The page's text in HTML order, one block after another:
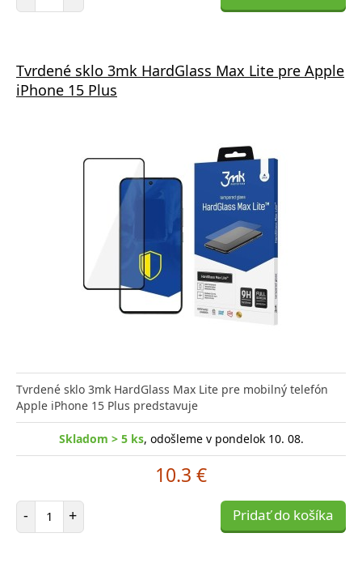
Tvrdené sklo 3mk HardGlass Max Lite pre Apple
iPhone 15 Plus
Tvrdené sklo 3mk HardGlass Max Lite pre mobilný telefón
Apple iPhone 15 Plus predstavuje
Skladom > 5 ks, odošleme v pondelok 10. 08.
10.3 €
- Počet položiek
+ Pridať do košíka